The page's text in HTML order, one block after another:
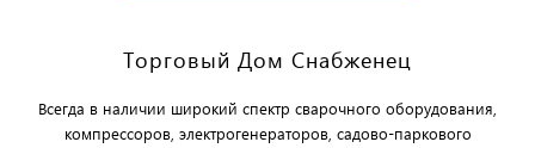
Торговый Дом Снабженец
Всегда в наличии широкий спектр сварочного оборудования,
компрессоров, электрогенераторов, садово-паркового